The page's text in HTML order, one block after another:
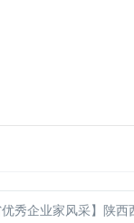
秀企业家风采】陕